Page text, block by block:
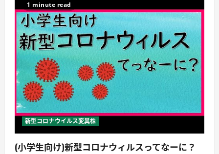
1 minute read
新型コロナウイルス変異株
(小学生向け)新型コロナウィルスってなーに？